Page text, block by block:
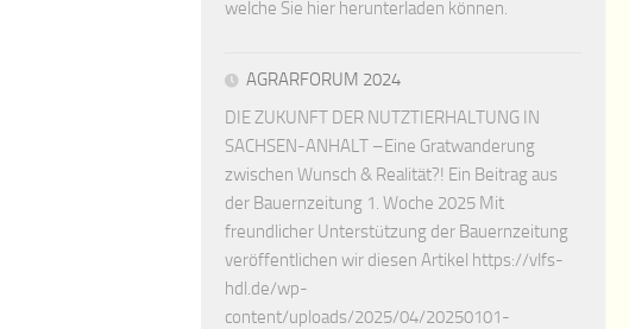
welche Sie hier herunterladen können.
AGRARFORUM 2024
DIE ZUKUNFT DER NUTZTIERHALTUNG IN
SACHSEN-ANHALT –Eine Gratwanderung
zwischen Wunsch & Realität?! Ein Beitrag aus
der Bauernzeitung 1. Woche 2025 Mit
freundlicher Unterstützung der Bauernzeitung
veröffentlichen wir diesen Artikel https://vlfs-
hdl.de/wp-
content/uploads/2025/04/20250101-